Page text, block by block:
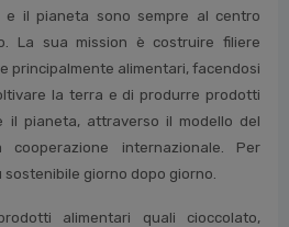
e il pianeta sono sempre al centro
La sua mission è costruire filiere
principalmente alimentari, facendosi
la terra e di produrre prodotti
il pianeta, attraverso il modello del
internazionale. Per
giorno dopo giorno.
alimentari quali cioccolato,